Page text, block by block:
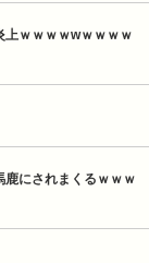
上ｗｗｗｗwｗｗｗｗ
鹿にされまくるｗｗｗ